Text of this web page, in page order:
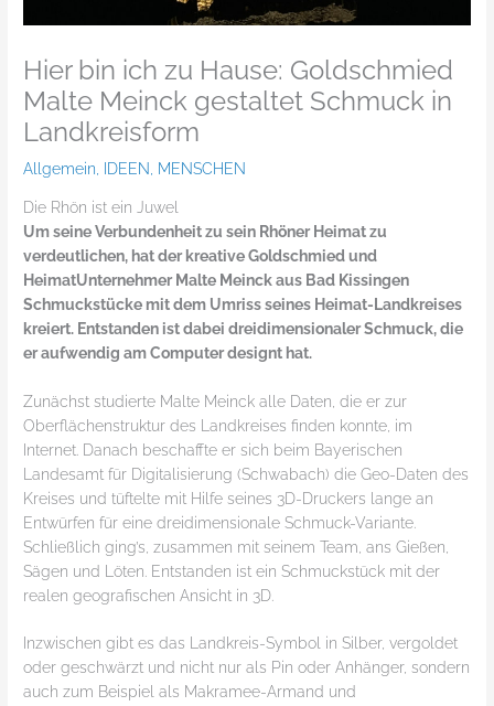
Hier bin ich zu Hause: Goldschmied
Malte Meinck gestaltet Schmuck in
Landkreisform
Allgemein IDEEN MENSCHEN
Die Rhön ist ein Juwel
Um seine Verbundenheit zu sein Rhöner Heimat zu
verdeutlichen, hat der kreative Goldschmied und
HeimatUnternehmer Malte Meinck aus Bad Kissingen
Schmuckstücke mit dem Umriss seines Heimat-Landkreises
kreiert. Entstanden ist dabei dreidimensionaler Schmuck, die
er aufwendig am Computer designt hat.
Zunächst studierte Malte Meinck alle Daten, die er zur
Oberflächenstruktur des Landkreises finden konnte, im
Internet. Danach beschaffte er sich beim Bayerischen
Landesamt für Digitalisierung (Schwabach) die Geo-Daten des
Kreises und tüftelte mit Hilfe seines 3D-Druckers lange an
Entwürfen für eine dreidimensionale Schmuck-Variante.
Schließlich ging’s, zusammen mit seinem Team, ans Gießen,
Sägen und Löten. Entstanden ist ein Schmuckstück mit der
realen geografischen Ansicht in 3D.
Inzwischen gibt es das Landkreis-Symbol in Silber, vergoldet
oder geschwärzt und nicht nur als Pin oder Anhänger, sondern
auch zum Beispiel als Makramee-Armand und